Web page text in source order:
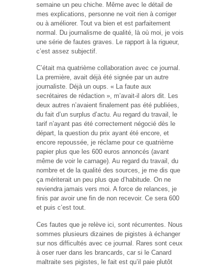
semaine un peu chiche. Même avec le détail de
mes explications, personne ne voit rien à corriger
ou à améliorer. Tout va bien et est parfaitement
normal. Du journalisme de qualité, là où moi, je vois
une série de fautes graves. Le rapport à la rigueur,
c’est assez subjectif.
C’était ma quatrième collaboration avec ce journal.
La première, avait déjà été signée par un autre
journaliste. Déjà un oups. « La faute aux
secrétaires de rédaction », m’avait-il alors dit. Les
deux autres n’avaient finalement pas été publiées,
du fait d’un surplus d’actu. Au regard du travail, le
tarif n’ayant pas été correctement négocié dès le
départ, la question du prix ayant été encore, et
encore repoussée, je réclame pour ce quatrième
papier plus que les 600 euros annoncés (avant
même de voir le carnage). Au regard du travail, du
nombre et de la qualité des sources, je me dis que
ça mériterait un peu plus que d’habitude. On ne
reviendra jamais vers moi. A force de relances, je
finis par avoir une fin de non recevoir. Ce sera 600
et puis c’est tout.
Ces fautes que je relève ici, sont récurrentes. Nous
sommes plusieurs dizaines de pigistes à échanger
sur nos difficultés avec ce journal. Rares sont ceux
à oser ruer dans les brancards, car si le Canard
maltraite ses pigistes, le fait est qu’il paie plutôt